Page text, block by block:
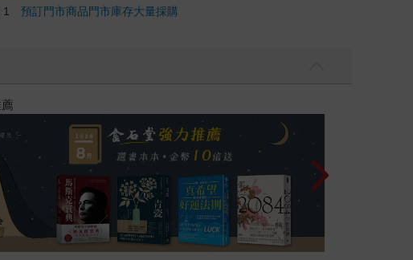
1預訂門市商品門市庫存大量採購
銷榜